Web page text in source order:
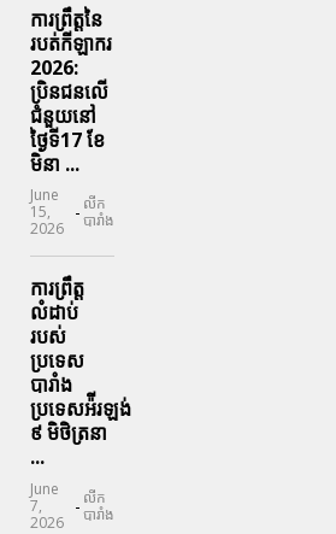
ការព្រឹត្តនៃ
របត់កីឡាករ
2026:
ប្រិនជនលើ
ជំនួយនៅ
ថ្ងៃទី17 ខែ
មិនា ...
June
15,
2026
- លីក
បារាំង
ការព្រឹត្ត
លំដាប់
របស់
ប្រទេស
បារាំង
ប្រទេសអ៉ីរឡង់
៩ មិថិត្រនា
...
June
7,
2026
- លីក
បារាំង